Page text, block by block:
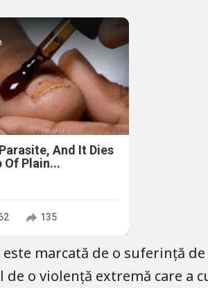
And It Dies
Of Plain...
135
marcată de o suferință
o violență extremă care a